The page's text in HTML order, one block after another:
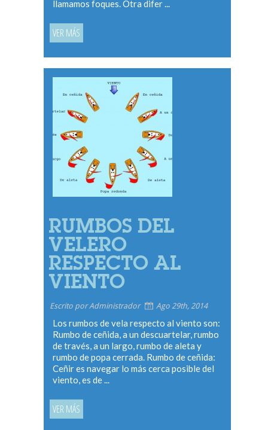
llamamos foques. Otra difer ...
VER MÁS
RUMBOS DEL
VELERO
RESPECTO AL
VIENTO
Escrito por Administrador Ago 29th, 2014
Los rumbos de vela respecto al viento son:
Rumbo de ceñida, a un descuartelar, rumbo
de través, a un largo, rumbo de aleta y
rumbo de popa cerrada. Rumbo de ceñida:
Ceñir es navegar lo más cerca posible del
viento, es de ...
VER MÁS